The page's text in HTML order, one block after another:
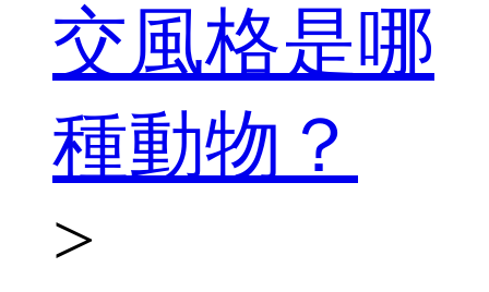
交風格是哪
種動物？
>